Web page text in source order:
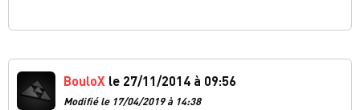
BouloX le 27/11/2014 à 09:56
Modifié le 17/04/2019 à 14:38